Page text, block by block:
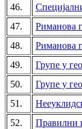
46.
47.
Риманова
48.
Риманова
49.
Групе у
50.
Групе у
51.
52.
Правилни